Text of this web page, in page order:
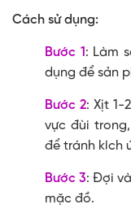
Cách sử dụng:
Bước 1 : Làm
dụng để sản
Bước 2: Xịt 1-
vực đùi
để tránh kích
Bước 3: Đợi
mặc đồ.